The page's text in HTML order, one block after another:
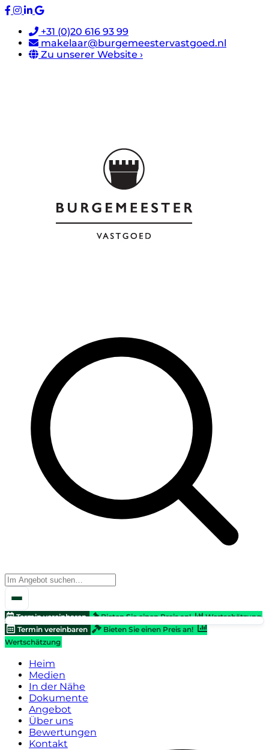
+31 (0)20 616 93 99
makelaar@burgemeestervastgoed.nl
Zu unserer Website ›
Termin vereinbaren Bieten Sie einen Preis an!
Wertschätzung
Termin vereinbaren
Bieten Sie einen Preis an!
Wertschätzung
Heim
Medien
In der Nähe
Dokumente
Angebot
Über uns
Bewertungen
Kontakt